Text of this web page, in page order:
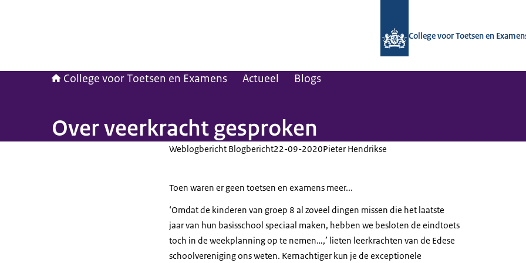
College voor Toetsen en
College voor Toetsen en Examens Actueel Blogs
Over veerkracht gesproken
Weblogbericht Blogbericht22-09-2020Pieter Hendrikse
Toen waren er geen toetsen en examens meer...
‘Omdat de kinderen van groep 8 al zoveel dingen missen die het laatste
jaar van hun basisschool speciaal maken, hebben we besloten de eindtoets
toch in de weekplanning op te nemen…,’ lieten leerkrachten van de Edese
schoolvereniging ons weten. Kernachtiger kun je de exceptionele